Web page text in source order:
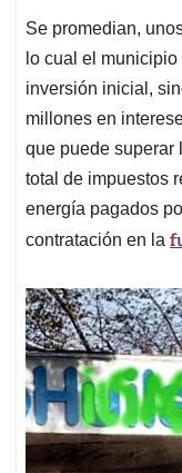
Se promedian,
lo cual el
inversión inicial,
millones en
que puede superar
total de impuestos
energía pagados
contratación en la